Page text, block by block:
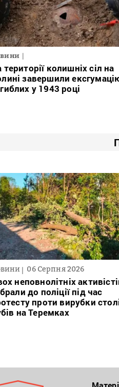
території колишніх сіл на
завершили
у 1943 році
06 Серпня 2026
неповнолітніх
до поліції під час
проти вирубки
на Теремках